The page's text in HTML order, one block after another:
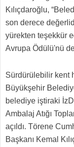
Kılıçdaroğlu,
son derece
yürekten teşekkür
Avrupa Ödülü'nü
Sürdürülebilir kent
Büyükşehir
belediye iştiraki
Ambalaj Atığı
açıldı. Törene
Başkanı Kemal